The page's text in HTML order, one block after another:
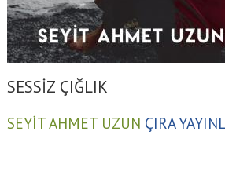
SESSİZ ÇIĞLIK
SEYİT AHMET UZUN ÇIRA